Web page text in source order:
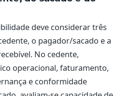
deve considerar três
o pagador/sacado e a
No cedente,
operacional, faturamento,
e conformidade